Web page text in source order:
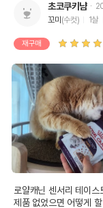
초코쿠키냠
꼬미 (수컷) 1살
재구매
로얄캐닌 센서리 테이
제품 없었으면 어떻게